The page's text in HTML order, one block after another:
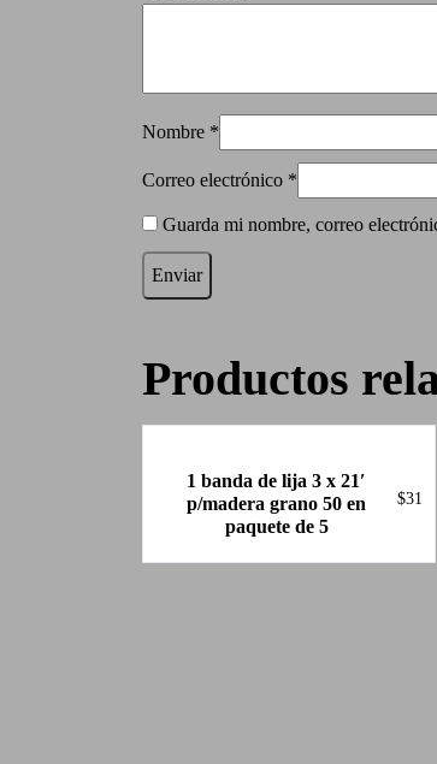
Nombre *
Correo electrónico *
Guarda mi nombre, correo
Productos
1 banda de lija 3 x 21′
p/madera grano 50 en
paquete de 5
$31